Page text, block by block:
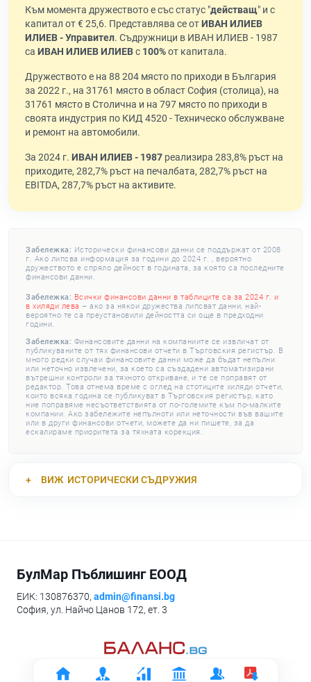
Към момента дружеството е със статус "действащ" и с
капитал от € 25,6. Представлява се отИВАН ИЛИЕВ
ИЛИЕВ - Управител. Съдружници в ИВАН ИЛИЕВ - 1987
са ИВАН ИЛИЕВ ИЛИЕВс 100%от капитала.
Дружеството е на 88 204 място по приходи в България
за 2022 г., на 31761 място в област София (столица), на
31761 място в Столична и на 797 място по приходи в
своята индустрия по КИД 4520 - Техническо обслужване
и ремонт на автомобили.
За 2024 г. ИВАН ИЛИЕВ - 1987 реализира 283,8% ръст на
приходите, 282,7% ръст на печалбата, 282,7% ръст на
EBITDA, 287,7% ръст на активите.
Забележка: Исторически финансови данни се поддържат от 2008
г. Ако липсва информация за години до 2024 г. , вероятно
дружеството е спряло дейност в годината, за която са последните
финансови данни.
Забележка: Всички финансови данни в таблиците са за 2024 г. и
в хиляди лева – ако за някои дружества липсват данни, най-
вероятно те са преустановили дейността си още в предходни
години.
Забележка: Финансовите данни на компаниите се извличат от
публикуваните от тях финансови отчети в Търговския регистър. В
много редки случаи финансовите данни може да бъдат непълни
или неточно извлечени, за което са създадени автоматизирани
вътрешни контроли за тяхното откриване, и те се поправят от
редактор. Това отнема време с оглед на стотиците хиляди отчети,
които всяка година се публикуват в Търговския регистър, като
ние поправяме несъответствията от по-големите към по-малките
компании. Ако забележите непълноти или неточности във вашите
или в други финансови отчети, можете да ни пишете, за да
ескалираме приоритета за тяхната корекция.
ВИЖ ИСТОРИЧЕСКИ СЪДРУЖИЯ
БулМар Пъблишинг ЕООД
ЕИК: 130876370, admin@finansi.bg
София, ул. Найчо Цанов 172, ет. 3